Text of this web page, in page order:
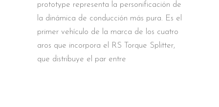
prototype representa la personificación de
la dinámica de conducción más pura. Es el
primer vehículo de la marca de los cuatro
aros que incorpora el RS Torque Splitter,
que distribuye el par entre